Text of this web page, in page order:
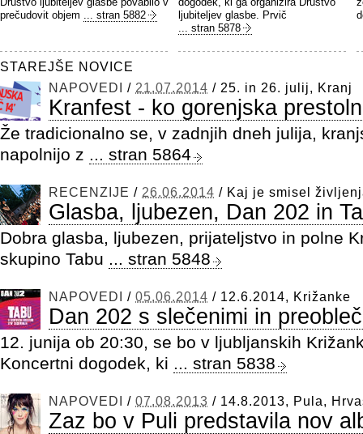
prečudovit objem ... stran 5882
ljubiteljev glasbe. Prvič
... stran 5878
STAREJŠE NOVICE
NAPOVEDI / 21.07.2014 / 25. in 26. julij, Kranj
Kranfest - ko gorenjska
Že tradicionalno se, v zadnjih dneh julija,
napolnijo z ... stran 5864
RECENZIJE / 26.06.2014 / Kaj je smisel
Glasba, ljubezen, Dan 202 in
Dobra glasba, ljubezen, prijateljstvo in polne
skupino Tabu ... stran 5848
NAPOVEDI / 05.06.2014 / 12.6.2014, Križanke
Dan 202 s slečenimi in
12. junija ob 20:30, se bo v ljubljanskih
Koncertni dogodek, ki ... stran 5838
NAPOVEDI / 07.08.2013 / 14.8.2013, Pula,
Zaz bo v Puli predstavila nov